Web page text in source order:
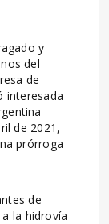
y
del
de
interesada
de 2021,
prórroga
de
la hidrovía